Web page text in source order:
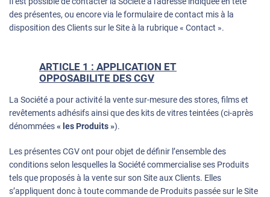
des présentes, ou encore via le formulaire de contact mis à la
disposition des Clients sur le Site à la rubrique « Contact ».
ARTICLE 1 : APPLICATION ET
OPPOSABILITE DES CGV
La Société a pour activité la vente sur-mesure des stores, films et
revêtements adhésifs ainsi que des kits de vitres teintées (ci-après
dénommées« les Produits »).
Les présentes CGV ont pour objet de définir l’ensemble des
conditions selon lesquelles la Société commercialise ses Produits
tels que proposés à la vente sur son Site aux Clients. Elles
s’appliquent donc à toute commande de Produits passée sur le Site